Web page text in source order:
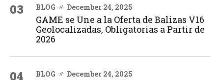
03 BLOG December 24, 2025
GAME se Une a la Oferta de Balizas V16
Geolocalizadas, Obligatorias a Partir de
2026
04 BLOG December 24, 2025